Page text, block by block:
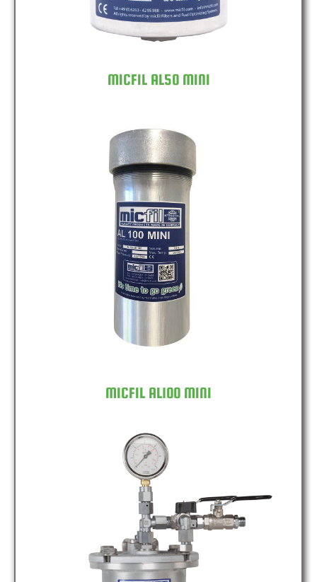
MICFIL AL50 MINI
MICFIL AL100 MINI
MICFIL AL100 MINI
MICFIL AL150